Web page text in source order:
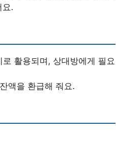
요.
활용되며, 상대방에게 필요
액을 환급해 줘요.